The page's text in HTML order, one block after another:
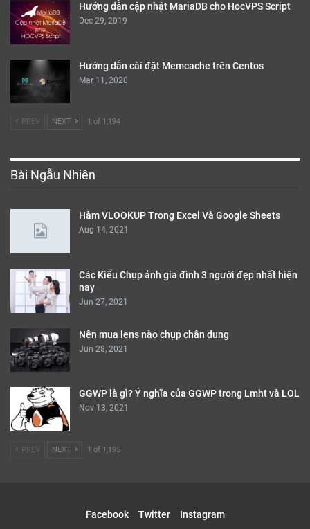
Hướng dẫn cập nhật MariaDB cho HocVPS Script
Dec 29, 2019
Hướng dẫn cài đặt Memcache trên Centos
Mar 11, 2020
PREV NEXT 1 of 1,194
Bài Ngẫu Nhiên
Hàm VLOOKUP Trong Excel Và Google Sheets
Aug 14, 2021
Các Kiểu Chụp ảnh gia đình 3 người đẹp nhất hiện
nay
Jun 27, 2021
Nên mua lens nào chụp chân dung
Jun 28, 2021
GGWP là gì? Ý nghĩa của GGWP trong Lmht và LOL
Nov 13, 2021
PREV NEXT 1 of 1,195
Facebook Twitter Instagram